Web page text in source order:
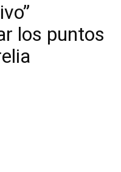
los puntos